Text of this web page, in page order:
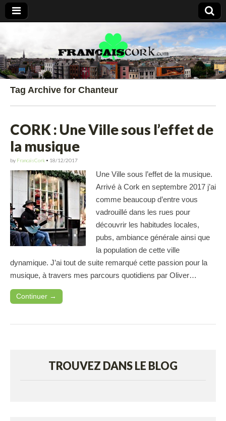
Francais Cork
Tag Archive for Chanteur
CORK : Une Ville sous l’effet de
la musique
by FrancaisCork • 18/12/2017
Une Ville sous l’effet de la musique.
Arrivé à Cork en septembre 2017 j’ai
comme beaucoup d’entre vous
vadrouillé dans les rues pour
découvrir les habitudes locales,
pubs, ambiance générale ainsi que
la population de cette ville
dynamique. J’ai tout de suite remarqué cette passion pour la
musique, à travers mes parcours quotidiens par Oliver…
Continuer →
TROUVEZ DANS LE BLOG